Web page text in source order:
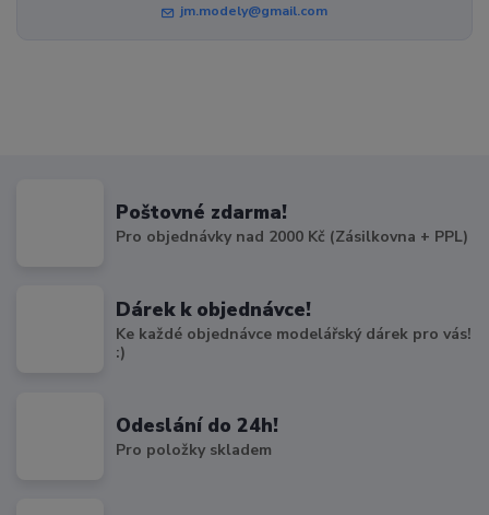
jm.modely@gmail.com
Poštovné zdarma!
Pro objednávky nad 2000 Kč (Zásilkovna + PPL)
Dárek k objednávce!
Ke každé objednávce modelářský dárek pro vás!
:)
Odeslání do 24h!
Pro položky skladem